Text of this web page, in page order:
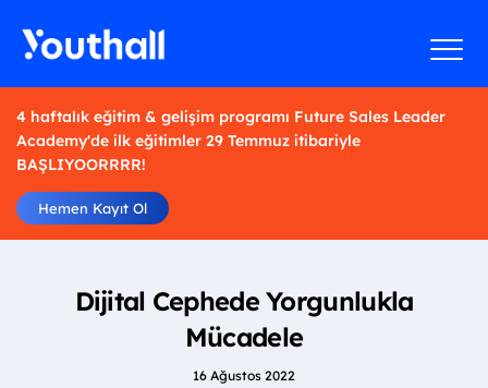
4 haftalık eğitim & gelişim programı Future Sales Leader
Academy'de ilk eğitimler 29 Temmuz itibariyle
BAŞLIYOORRRR!
Hemen Kayıt Ol
Dijital Cephede Yorgunlukla
Mücadele
16 Ağustos 2022